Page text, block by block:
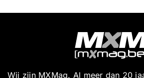
Wij zijn MXMag. Al meer dan 20